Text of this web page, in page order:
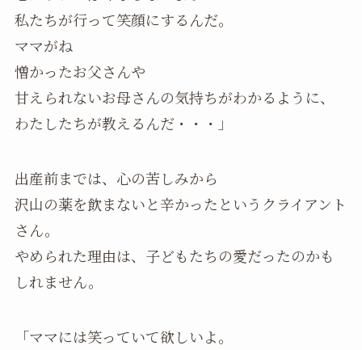
私たちが行って笑顔にするんだ。
ママがね
憎かったお父さんや
甘えられないお母さんの気持ちがわかるように、
わたしたちが教えるんだ・・・」
出産前までは、心の苦しみから
沢山の薬を飲まないと辛かったというクライアント
さん。
やめられた理由は、子どもたちの愛だったのかも
しれません。
「ママには笑っていて欲しいよ。